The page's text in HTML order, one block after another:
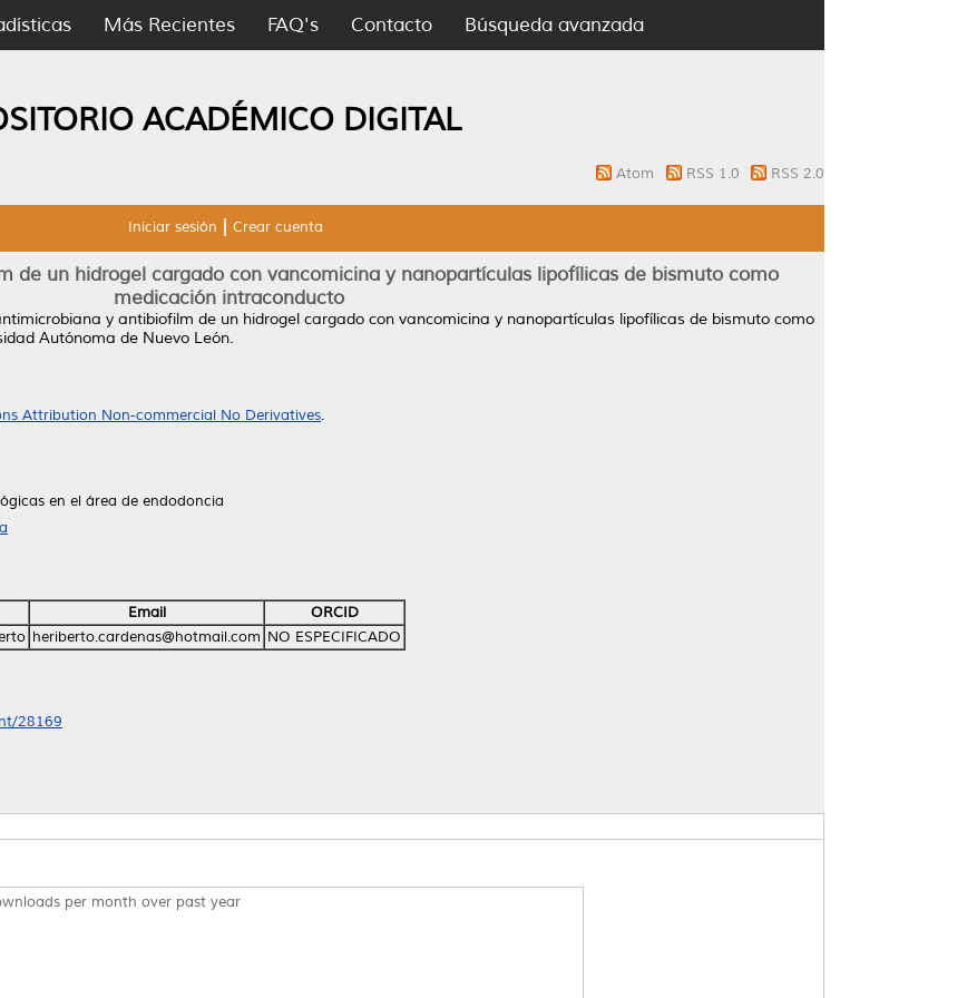
Más Recientes FAQ's Contacto Búsqueda avanzada
ACADÉMICO DIGITAL
Atom RSS 1.0 RSS 2.0
Iniciar sesión Crear cuenta
de un hidrogel cargado con vancomicina y nanopartículas lipofílicas de bismuto como
medicación intraconducto
y antibiofilm de un hidrogel cargado con vancomicina y nanopartículas lipofílicas de bismuto como
Autónoma de Nuevo León.
Attribution Non-commercial No Derivatives.
en el área de endodoncia
Email
ORCID
heriberto.cardenas@hotmail.com NO ESPECIFICADO
28169
per month over past year